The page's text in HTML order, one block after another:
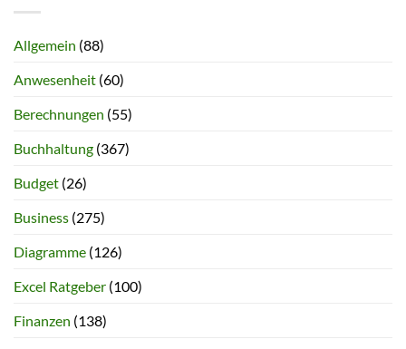
Allgemein (88)
Anwesenheit (60)
Berechnungen (55)
Buchhaltung (367)
Budget (26)
Business (275)
Diagramme (126)
Excel Ratgeber (100)
Finanzen (138)